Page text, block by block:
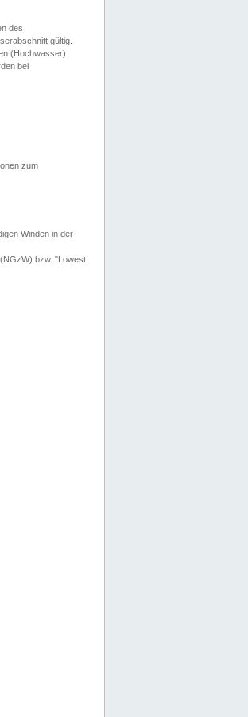
des
gültig.
(Hochwasser)
bei
zum
Winden in der
bzw. "Lowest